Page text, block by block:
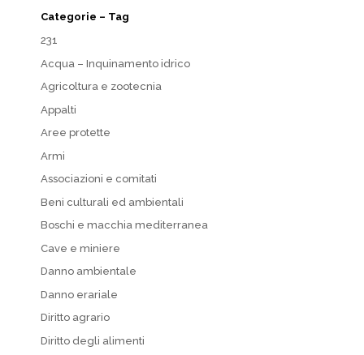
Categorie – Tag
231
Acqua – Inquinamento idrico
Agricoltura e zootecnia
Appalti
Aree protette
Armi
Associazioni e comitati
Beni culturali ed ambientali
Boschi e macchia mediterranea
Cave e miniere
Danno ambientale
Danno erariale
Diritto agrario
Diritto degli alimenti